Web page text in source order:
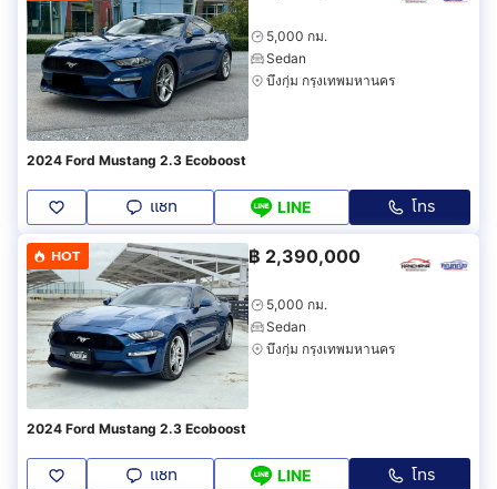
5,000 กม.
Sedan
บึงกุ่ม กรุงเทพมหานคร
2024 Ford Mustang 2.3 Ecoboost
แชท LINE โทร
HOT ฿ 2,390,000
5,000 กม.
Sedan
บึงกุ่ม กรุงเทพมหานคร
2024 Ford Mustang 2.3 Ecoboost
แชท LINE โทร